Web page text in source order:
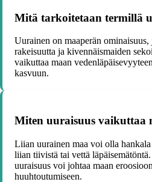
Mitä tarkoitetaan termillä
Uurainen on maaperän ominaisuus,
rakeisuutta ja kivennäismaiden
vaikuttaa maan
kasvuun.
Miten uuraisuus vaikuttaa
Liian uurainen maa voi olla
liian tiivistä tai vettä
uuraisuus voi johtaa maan
huuhtoutumiseen.